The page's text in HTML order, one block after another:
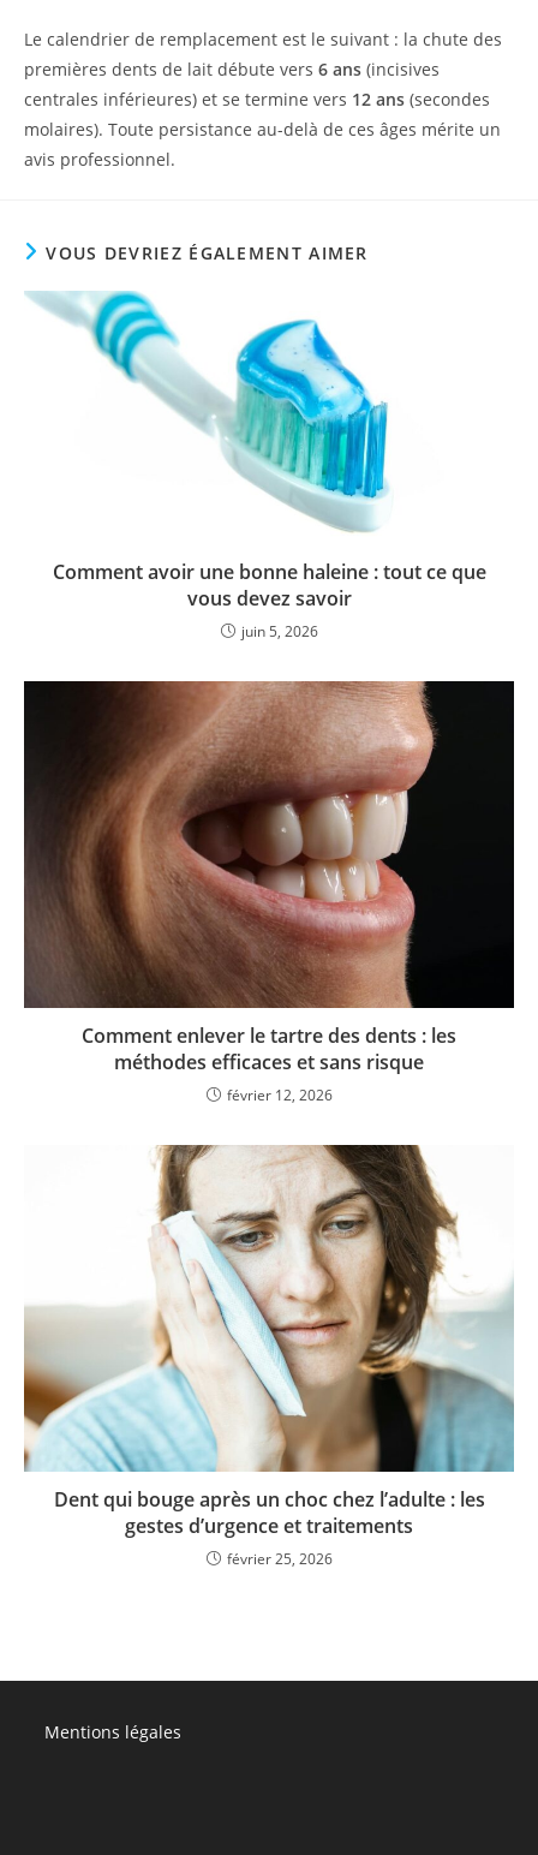
Le calendrier de remplacement est le suivant : la chute des
premières dents de lait débute vers 6 ans (incisives
centrales inférieures) et se termine vers 12 ans (secondes
molaires). Toute persistance au-delà de ces âges mérite un
avis professionnel.
VOUS DEVRIEZ ÉGALEMENT AIMER
Comment avoir une bonne haleine : tout ce que
vous devez savoir
juin 5, 2026
Comment enlever le tartre des dents : les
méthodes efficaces et sans risque
février 12, 2026
Dent qui bouge après un choc chez l’adulte : les
gestes d’urgence et traitements
février 25, 2026
Mentions légales